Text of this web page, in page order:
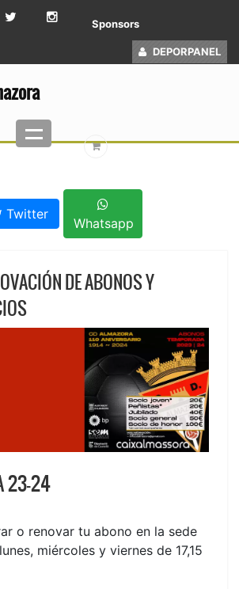
Sponsors
DEPORPANEL
Twitter
Whatsapp
DE ABONOS Y
23-24
o renovar tu abono en la sede
miércoles y viernes de 17,15